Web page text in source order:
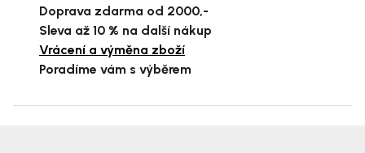
Doprava zdarma od 2000,-
Sleva až 10 % na další nákup
Vrácení a výměna zboží
Poradíme vám s výběrem